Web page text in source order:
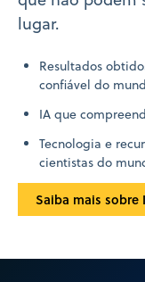
lugar.
Resultados
confiável do
IA que
Tecnologia e
cientistas do
Saiba mais sobre